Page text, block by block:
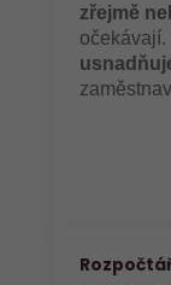
zřejmě
očekávají.